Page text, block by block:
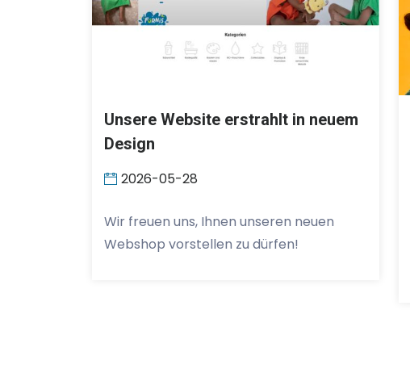
Unsere Website erstrahlt in neuem
Design
2026-05-28
Wir freuen uns, Ihnen unseren neuen
Webshop vorstellen zu dürfen!